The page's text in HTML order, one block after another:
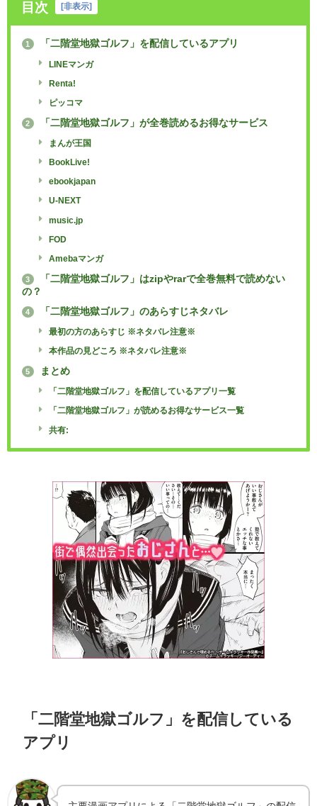
目次 非表示
1 「二階堂地獄ゴルフ」を配信しているアプリ
LINEマンガ
Renta!
ピッコマ
2 「二階堂地獄ゴルフ」が全巻読めるお得なサービス
まんが王国
BookLive!
ebookjapan
U-NEXT
music.jp
FOD
Amebaマンガ
3
「二階堂地獄ゴルフ」はzipやrarで全巻無料で読めない
の？
4 「二階堂地獄ゴルフ」のあらすじネタバレ
最初の方のあらすじ ※ネタバレ注意※
本作品の見どころ ※ネタバレ注意※
5 まとめ
「二階堂地獄ゴルフ」を配信しているアプリ一覧
「二階堂地獄ゴルフ」が読めるお得なサービス一覧
共有:
「二階堂地獄ゴルフ」を配信している
アプリ